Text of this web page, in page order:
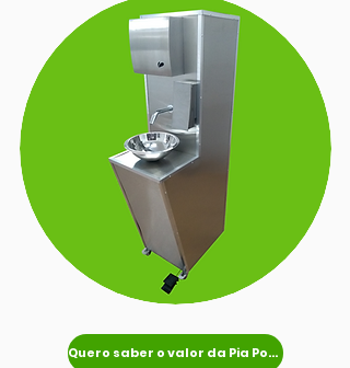
Quero saber o valor da Pia Portátil